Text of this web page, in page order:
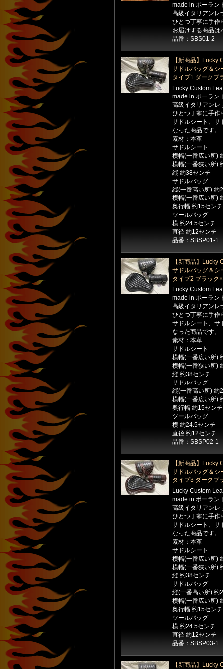
made in ポーラン
高級イタリアンレ
ひとつ丁寧に手作
お届けする商品は
品番：SBS01-2
【新商品】Lucky
サドルバッグ＆シ
タイプ1 ダークブ
Lucky Custom
made in ポーラン
高級イタリアンレ
ひとつ丁寧に手作
サドルシート、サ
なった商品です。
素材：本革
サドルシート
横幅(一番広い所)
横幅(一番狭い所)
縦 約38センチ
サドルバッグ
縦(一番高い所) 約
横幅(一番広い所)
奥行幅 約15センチ
ツールバッグ
横 約24.5センチ
直径 約12センチ
品番：SBSP01-1
【新商品】Lucky
サドルバッグ＆シ
タイプ2 ブラック
Lucky Custom
made in ポーラン
高級イタリアンレ
ひとつ丁寧に手作
サドルシート、サ
なった商品です。
素材：本革
サドルシート
横幅(一番広い所)
横幅(一番狭い所)
縦 約38センチ
サドルバッグ
縦(一番高い所) 約
横幅(一番広い所)
奥行幅 約15センチ
ツールバッグ
横 約24.5センチ
直径 約12センチ
品番：SBSP02-1
【新商品】Lucky
サドルバッグ＆シ
タイプ3 ダークブ
Lucky Custom
made in ポーラン
高級イタリアンレ
ひとつ丁寧に手作
サドルシート、サ
なった商品です。
素材：本革
サドルシート
横幅(一番広い所)
横幅(一番狭い所)
縦 約38センチ
サドルバッグ
縦(一番高い所) 約
横幅(一番広い所)
奥行幅 約15センチ
ツールバッグ
横 約24.5センチ
直径 約12センチ
品番：SBSP03-1
【新商品】Lucky